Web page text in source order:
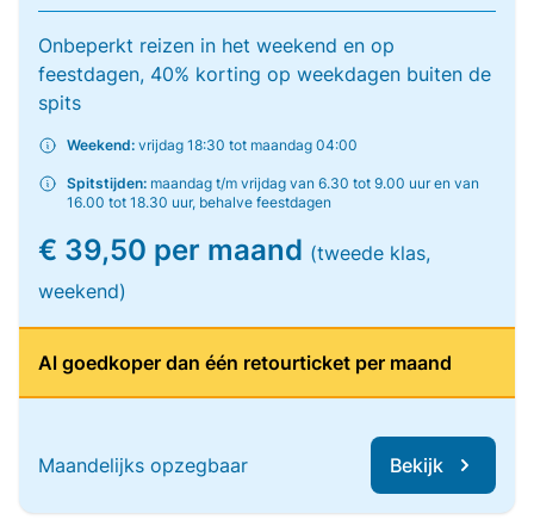
Onbeperkt reizen in het weekend en op
feestdagen, 40% korting op weekdagen buiten de
spits
Weekend: vrijdag 18:30 tot maandag 04:00
Spitstijden: maandag t/m vrijdag van 6.30 tot 9.00 uur en van
16.00 tot 18.30 uur, behalve feestdagen
€ 39,50 per maand (tweede klas,
weekend)
Al goedkoper dan één retourticket per maand
Maandelijks opzegbaar Bekijk